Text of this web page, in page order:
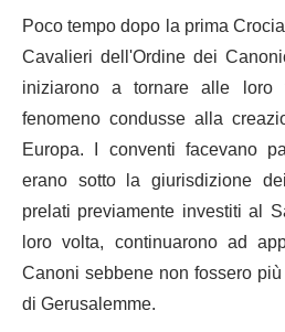
Poco tempo dopo la prima
Cavalieri dell'Ordine dei
iniziarono a tornare alle loro
fenomeno condusse alla
Europa. I conventi facevano
erano sotto la giurisdizione
prelati previamente investiti al
loro volta, continuarono ad
Canoni sebbene non fossero
di Gerusalemme.